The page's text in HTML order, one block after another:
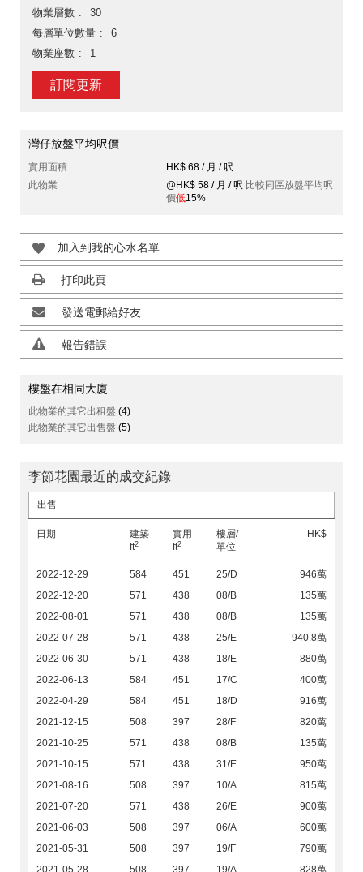
物業層數
30
每層單位數量
6
物業座數
1
訂閱更新
灣仔放盤平均呎價
實用面積
HK$ 68 / 月 / 呎
此物業
@HK$ 58 / 月 / 呎 比較同區放盤平均呎
價低15%
加入到我的心水名單
打印此頁
發送電郵給好友
報告錯誤
樓盤在相同大廈
此物業的其它出租盤 (4)
此物業的其它出售盤 (5)
李節花園最近的成交紀錄
出售
日期
建築
ft2
實用
ft2
樓層/
單位
HK$
2022-12-29 584 451 25/D
946萬
2022-12-20
571 438 08/B
135萬
2022-08-01
571 438 08/B
135萬
2022-07-28
571 438 25/E
940.8萬
2022-06-30
571 438 18/E
880萬
2022-06-13
584 451 17/C
400萬
2022-04-29
584 451 18/D
916萬
2021-12-15
508 397 28/F
820萬
2021-10-25
571 438 08/B
135萬
2021-10-15
571 438 31/E
950萬
2021-08-16
508 397 10/A
815萬
2021-07-20
571 438 26/E
900萬
2021-06-03
508 397 06/A
600萬
2021-05-31
508 397 19/F
790萬